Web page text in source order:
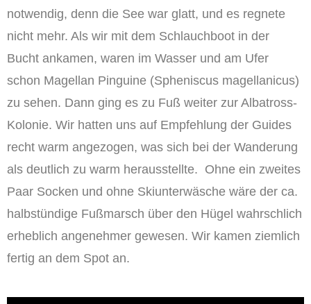
notwendig, denn die See war glatt, und es regnete
nicht mehr. Als wir mit dem Schlauchboot in der
Bucht ankamen, waren im Wasser und am Ufer
schon Magellan Pinguine (Spheniscus magellanicus)
zu sehen. Dann ging es zu Fuß weiter zur Albatross-
Kolonie. Wir hatten uns auf Empfehlung der Guides
recht warm angezogen, was sich bei der Wanderung
als deutlich zu warm herausstellte. Ohne ein zweites
Paar Socken und ohne Skiunterwäsche wäre der ca.
halbstündige Fußmarsch über den Hügel wahrschlich
erheblich angenehmer gewesen. Wir kamen ziemlich
fertig an dem Spot an.